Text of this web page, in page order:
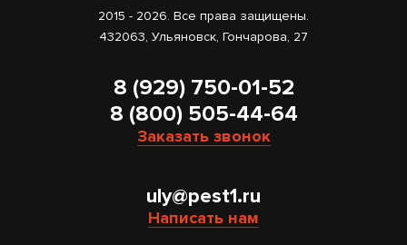
2015 - 2026. Все права защищены.
432063, Ульяновск, Гончарова, 27
8 (929) 750-01-52
8 (800) 505-44-64
Заказать звонок
uly@pest1.ru
Написать нам